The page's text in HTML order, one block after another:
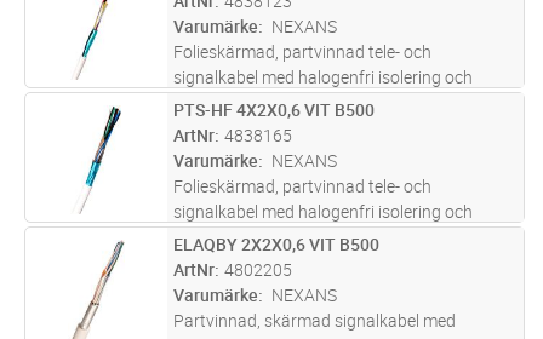
Lämplig för signalöverföring i data
Varumärke
NEXANS
Folieskärmad, partvinnad tele- och
signalkabel med halogenfri isolering och
mantel. Används i tele- och
signalanläggningar där skärmad kabel
erfordras. Kabeln förläggs inomhus i fast
förläggning och...läs mer
M Lägg i kundvagn
PTS-HF 4X2X0,6 VIT B500
ArtNr 4838165
Varumärke
NEXANS
Folieskärmad, partvinnad tele- och
signalkabel med halogenfri isolering och
mantel. Används i tele- och
signalanläggningar där skärmad kabel
erfordras. Kabeln förläggs inomhus i fast
förläggning och...läs mer
M Lägg i kundvagn
ELAQBY 2X2X0,6 VIT B500
ArtNr 4802205
Varumärke
NEXANS
Partvinnad, skärmad signalkabel med